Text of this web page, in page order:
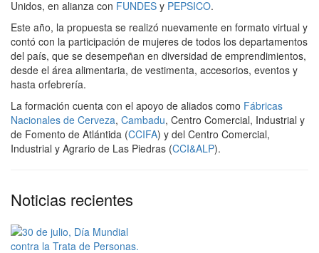
Unidos, en alianza con FUNDES y PEPSICO.
Este año, la propuesta se realizó nuevamente en formato virtual y
contó con la participación de mujeres de todos los departamentos
del país, que se desempeñan en diversidad de emprendimientos,
desde el área alimentaria, de vestimenta, accesorios, eventos y
hasta orfebrería.
La formación cuenta con el apoyo de aliados como Fábricas
Nacionales de Cerveza, Cambadu, Centro Comercial, Industrial y
de Fomento de Atlántida (CCIFA) y del Centro Comercial,
Industrial y Agrario de Las Piedras (CCI&ALP).
Noticias recientes